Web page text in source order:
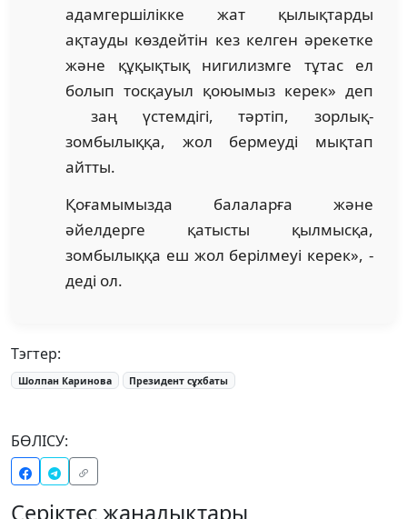
адамгершілікке жат қылықтарды
ақтауды көздейтін кез келген әрекетке
және құқықтық нигилизмге тұтас ел
болып тосқауыл қоюымыз керек» деп
заң үстемдігі, тәртіп, зорлық-
зомбылыққа, жол бермеуді мықтап
айтты.
Қоғамымызда балаларға және
әйелдерге қатысты қылмысқа,
зомбылыққа еш жол берілмеуі керек», -
деді ол.
Тэгтер:
Шолпан Каринова Президент сұхбаты
БӨЛІСУ:
Серіктес жаңалықтары